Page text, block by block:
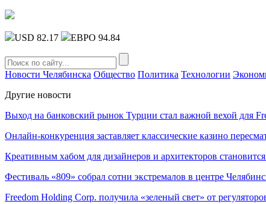
USD 82.17 ЕВРО 94.84
Новости Челябинска Общество Политика Технологии
Другие новости
Выход на банковский рынок Турции стал важной вехой для
Онлайн-конкуренция заставляет классические казино
Креативным хабом для дизайнеров и архитекторов
Фестиваль «809» собрал сотни экстремалов в центре
Freedom Holding Corp. получила «зеленый свет» от